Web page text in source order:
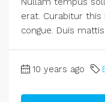
erat. Curabitur
congue. Duis
10 years ago